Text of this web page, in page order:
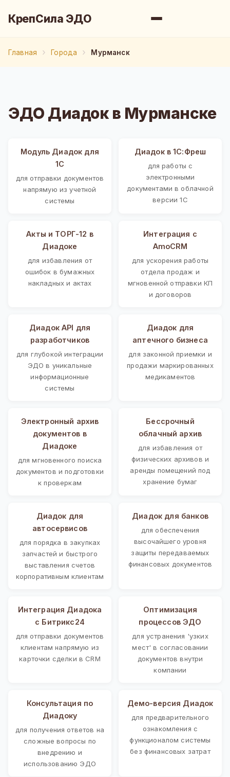
КрепСила ЭДО
Главная Города Мурманск
ЭДО Диадок в Мурманске
Модуль Диадок для
1С
для отправки документов
напрямую из учетной
системы
Диадок в 1С:Фреш
для работы с
электронными
документами в облачной
версии 1С
Акты и ТОРГ-12 в
Диадоке
для избавления от
ошибок в бумажных
накладных и актах
Интеграция с
AmoCRM
для ускорения работы
отдела продаж и
мгновенной отправки КП
и договоров
Диадок API для
разработчиков
для глубокой интеграции
ЭДО в уникальные
информационные
системы
Диадок для
аптечного бизнеса
для законной приемки и
продажи маркированных
медикаментов
Электронный архив
документов в
Диадоке
для мгновенного поиска
документов и подготовки
к проверкам
Бессрочный
облачный архив
для избавления от
физических архивов и
аренды помещений под
хранение бумаг
Диадок для
автосервисов
для порядка в закупках
запчастей и быстрого
выставления счетов
корпоративным клиентам
Диадок для банков
для обеспечения
высочайшего уровня
защиты передаваемых
финансовых документов
Интеграция Диадока
с Битрикс24
для отправки документов
клиентам напрямую из
карточки сделки в CRM
Оптимизация
процессов ЭДО
для устранения 'узких
мест' в согласовании
документов внутри
компании
Консультация по
Диадоку
для получения ответов на
сложные вопросы по
внедрению и
использованию ЭДО
Демо-версия Диадок
для предварительного
ознакомления с
функционалом системы
без финансовых затрат